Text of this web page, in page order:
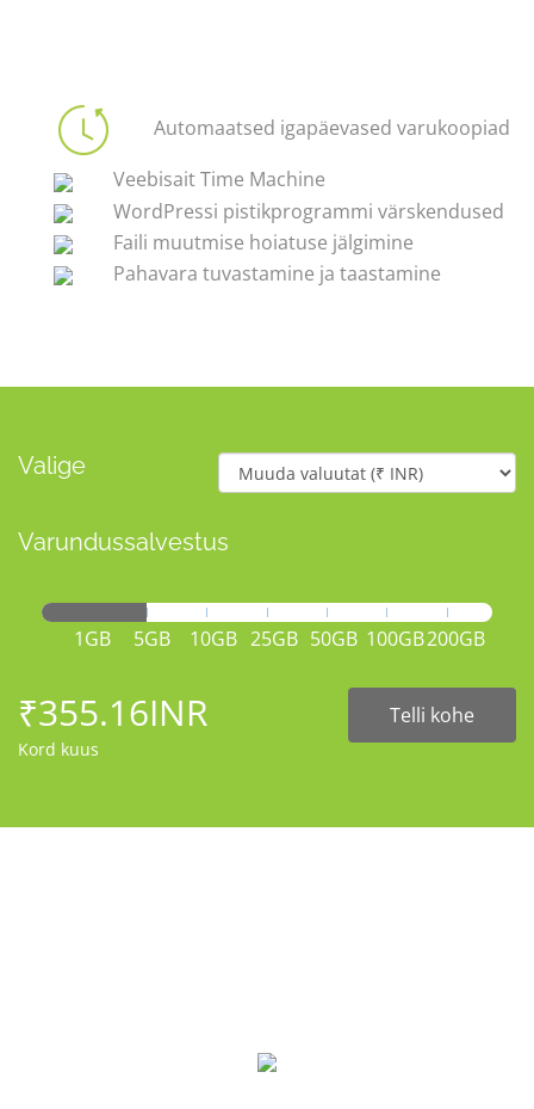
Automaatsed igapäevased varukoopiad
Veebisait Time Machine
WordPressi pistikprogrammi värskendused
Faili muutmise hoiatuse jälgimine
Pahavara tuvastamine ja taastamine
Valige
Varundussalvestus
1GB 5GB 10GB 25GB 50GB 100GB200GB
₹355.16INR
Kord kuus
Telli kohe